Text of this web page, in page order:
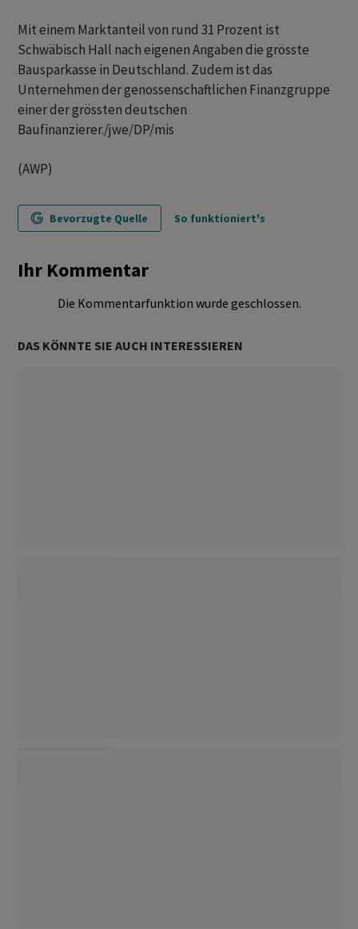
Mit einem Marktanteil von rund 31 Prozent ist
Schwäbisch Hall nach eigenen Angaben die grösste
Bausparkasse in Deutschland. Zudem ist das
Unternehmen der genossenschaftlichen Finanzgruppe
einer der grössten deutschen
Baufinanzierer./jwe/DP/mis
(AWP)
Bevorzugte Quelle So funktioniert's
Ihr Kommentar
Die Kommentarfunktion wurde geschlossen.
DAS KÖNNTE SIE AUCH INTERESSIEREN